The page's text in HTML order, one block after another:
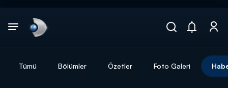
Tümü Bölümler Özetler Foto Galeri